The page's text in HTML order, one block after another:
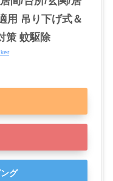
用 吊り下げ式＆
策 蚊駆除
グ